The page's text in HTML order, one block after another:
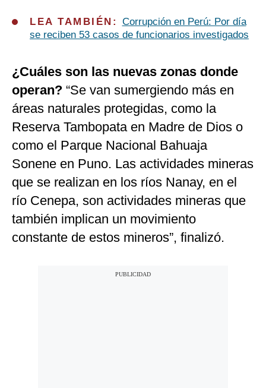
LEA TAMBIÉN: Corrupción en Perú: Por día
se reciben 53 casos de funcionarios investigados
¿Cuáles son las nuevas zonas donde
operan? “Se van sumergiendo más en
áreas naturales protegidas, como la
Reserva Tambopata en Madre de Dios o
como el Parque Nacional Bahuaja
Sonene en Puno. Las actividades mineras
que se realizan en los ríos Nanay, en el
río Cenepa, son actividades mineras que
también implican un movimiento
constante de estos mineros”, finalizó.